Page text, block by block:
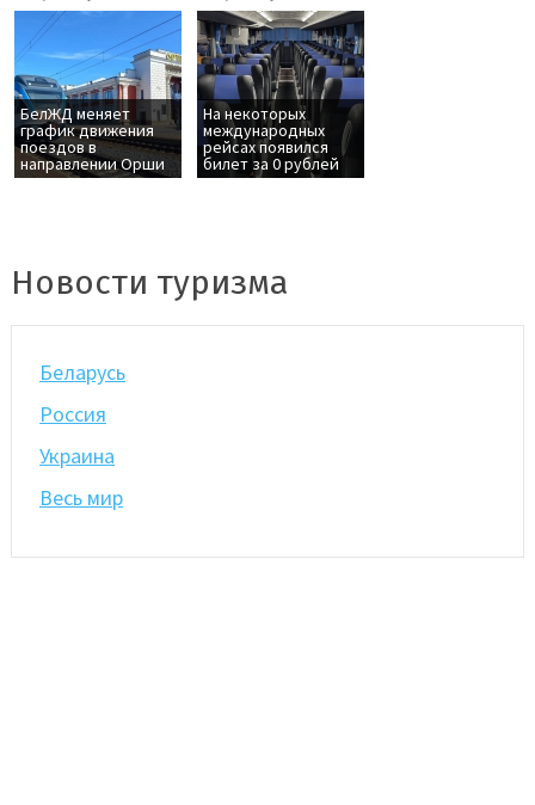
БелЖД меняет
график движения
поездов в
направлении Орши
На некоторых
международных
рейсах появился
билет за 0 рублей
Новости туризма
Беларусь
Россия
Украина
Весь мир